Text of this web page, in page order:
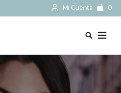
Mi Cuenta 0